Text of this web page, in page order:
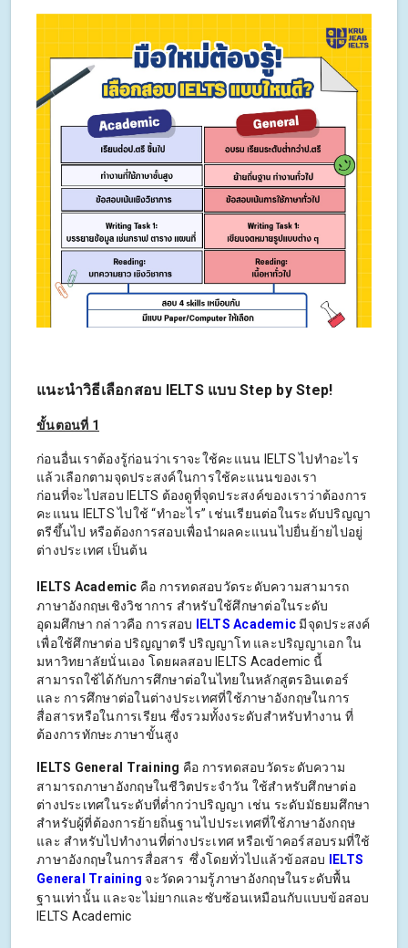
แนะนำวิธีเลือกสอบ IELTS แบบ Step by Step!
ขั้นตอนที่ 1
ก่อนอื่นเราต้องรู้ก่อนว่าเราจะใช้คะแนน IELTS ไปทำอะไร
แล้วเลือกตามจุดประสงค์ในการใช้คะแนนของเรา
ก่อนที่จะไปสอบ IELTS ต้องดูที่จุดประสงค์ของเราว่าต้องการ
คะแนน IELTS ไปใช้ “ทำอะไร” เช่นเรียนต่อในระดับปริญญา
ตรีขึ้นไป หรือต้องการสอบเพื่อนำผลคะแนนไปยื่นย้ายไปอยู่
ต่างประเทศ เป็นต้น
IELTS Academic คือ การทดสอบวัดระดับความสามารถ
ภาษาอังกฤษเชิงวิชาการ สำหรับใช้ศึกษาต่อในระดับ
อุดมศึกษา กล่าวคือ การสอบ
IELTS Academicมีจุดประสงค์
เพื่อใช้ศึกษาต่อ ปริญญาตรี ปริญญาโท และปริญญาเอก ใน
มหาวิทยาลัยนั่นเอง โดยผลสอบ IELTS Academic นี้
สามารถใช้ได้กับการศึกษาต่อในไทยในหลักสูตรอินเตอร์
และ การศึกษาต่อในต่างประเทศที่ใช้ภาษาอังกฤษในการ
สื่อสารหรือในการเรียน ซึ่งรวมทั้งงระดับสำหรับทำงาน ที่
ต้องการทักษะภาษาขั้นสูง
IELTS General Training คือ การทดสอบวัดระดับความ
สามารถภาษาอังกฤษในชีวิตประจำวัน ใช้สำหรับศึกษาต่อ
ต่างประเทศในระดับที่ต่ำกว่าปริญญา เช่น ระดับมัธยมศึกษา
สำหรับผู้ที่ต้องการย้ายถิ่นฐานไปประเทศที่ใช้ภาษาอังกฤษ
และ สำหรับไปทำงานที่ต่างประเทศ หรือเข้าคอร์สอบรมที่ใช้
ภาษาอังกฤษในการสื่อสาร ซึ่งโดยทั่วไปแล้วข้อสอบ
IELTS
General Training จะวัดความรู้ภาษาอังกฤษในระดับพื้น
ฐานเท่านั้น และจะไม่ยากและซับซ้อนเหมือนกับแบบข้อสอบ
IELTS Academic